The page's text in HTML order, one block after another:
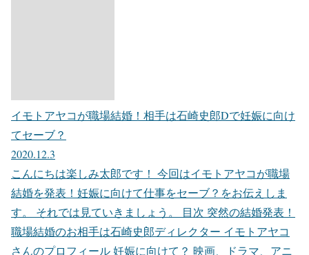
イモトアヤコが職場結婚！相手は石崎史郎Dで妊娠に向け
てセーブ？
2020.12.3
こんにちは楽しみ太郎です！ 今回はイモトアヤコが職場
結婚を発表！妊娠に向けて仕事をセーブ？をお伝えしま
す。 それでは見ていきましょう。 目次 突然の結婚発表！
職場結婚のお相手は石崎史郎ディレクター イモトアヤコ
さんのプロフィール 妊娠に向けて？ 映画、ドラマ、アニ